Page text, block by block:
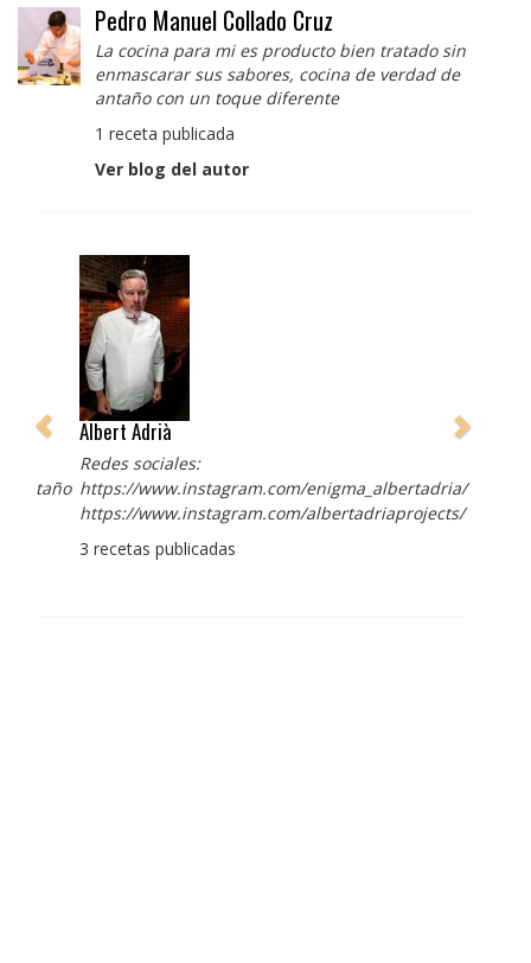
Pedro Manuel Collado Cruz
La cocina para mi es producto bien tratado sin
enmascarar sus sabores, cocina de verdad de
antaño con un toque diferente
1 receta publicada
Ver blog del autor
Albert Adrià
Redes sociales:
https://www.instagram.com/enigma_albertadria/
https://www.instagram.com/albertadriaprojects/
3 recetas publicadas